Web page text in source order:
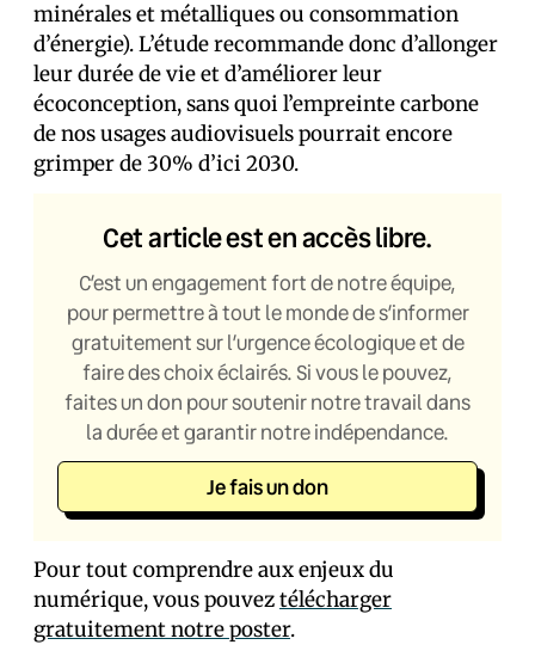
minérales et métalliques ou consommation
d’énergie). L’étude recommande donc d’allonger
leur durée de vie et d’améliorer leur
écoconception, sans quoi l’empreinte carbone
de nos usages audiovisuels pourrait encore
grimper de 30% d’ici 2030.
Cet article est en accès libre.
C’est un engagement fort de notre équipe,
pour permettre à tout le monde de s’informer
gratuitement sur l’urgence écologique et de
faire des choix éclairés. Si vous le pouvez,
faites un don pour soutenir notre travail dans
la durée et garantir notre indépendance.
Je fais un don
Pour tout comprendre aux enjeux du
numérique, vous pouveztélécharger
gratuitement notre poster.